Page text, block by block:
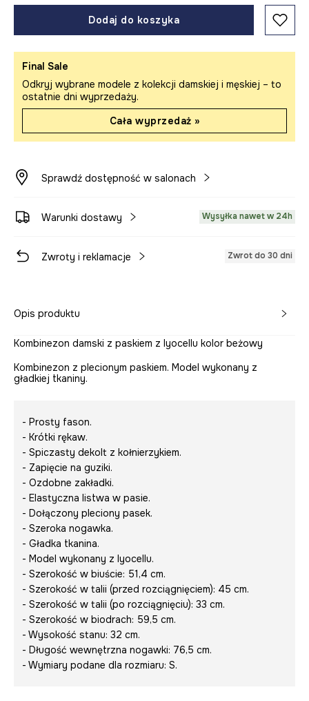
Dodaj do koszyka
Final Sale
Odkryj wybrane modele z kolekcji damskiej i męskiej – to
ostatnie dni wyprzedaży.
Cała wyprzedaż »
Sprawdź dostępność w salonach
Warunki dostawy Wysyłka nawet w 24h
Zwroty i reklamacje Zwrot do 30 dni
Opis produktu
Kombinezon damski z paskiem z lyocellu kolor beżowy
Kombinezon z plecionym paskiem. Model wykonany z
gładkiej tkaniny.
- Prosty fason.
- Krótki rękaw.
- Spiczasty dekolt z kołnierzykiem.
- Zapięcie na guziki.
- Ozdobne zakładki.
- Elastyczna listwa w pasie.
- Dołączony pleciony pasek.
- Szeroka nogawka.
- Gładka tkanina.
- Model wykonany z lyocellu.
- Szerokość w biuście: 51,4 cm.
- Szerokość w talii (przed rozciągnięciem): 45 cm.
- Szerokość w talii (po rozciągnięciu): 33 cm.
- Szerokość w biodrach: 59,5 cm.
- Wysokość stanu: 32 cm.
- Długość wewnętrzna nogawki: 76,5 cm.
- Wymiary podane dla rozmiaru: S.